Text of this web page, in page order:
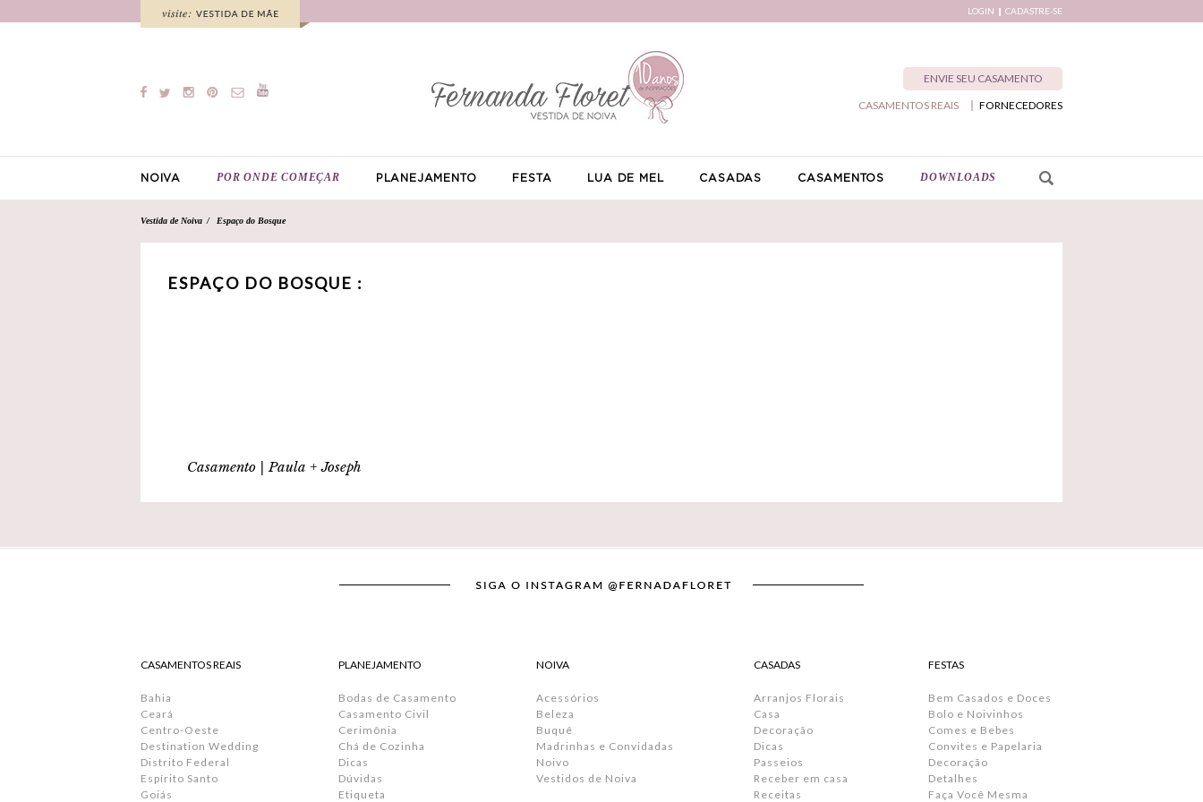
LOGIN CADASTRE-SE
ENVIE SEU CASAMENTO
FORNECEDORES
CASAMENTOS REAIS
NOIVA POR ONDE COMEÇAR PLANEJAMENTO FESTA LUA DE MEL CASADAS CASAMENTOS DOWNLOADS
Vestida de Noiva Espaço do Bosque
ESPAÇO DO BOSQUE :
Casamento | Paula + Joseph
CASAMENTOS REAIS
Bahia
Ceará
Centro-Oeste
Destination Wedding
Distrito Federal
Espírito Santo
Goiás
PLANEJAMENTO
Bodas de Casamento
Casamento Civil
Cerimônia
Chá de Cozinha
Dicas
Dúvidas
Etiqueta
NOIVA
Acessórios
Beleza
Buquê
Madrinhas e Convidadas
Noivo
Vestidos de Noiva
CASADAS
Arranjos Florais
Casa
Decoração
Dicas
Passeios
Receber em casa
Receitas
FESTAS
Bem Casados e Doces
Bolo e Noivinhos
Comes e Bebes
Convites e Papelaria
Decoração
Detalhes
Faça Você Mesma